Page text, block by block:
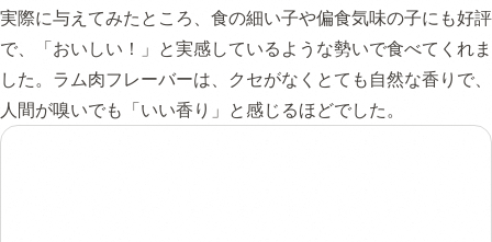
実際に与えてみたところ、食の細い子や偏食気味の子にも好評
で、「おいしい！」と実感しているような勢いで食べてくれま
した。ラム肉フレーバーは、クセがなくとても自然な香りで、
人間が嗅いでも「いい香り」と感じるほどでした。